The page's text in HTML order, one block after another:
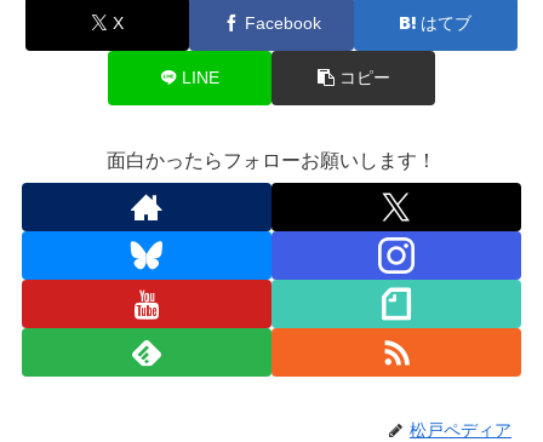
X Facebook はてブ
LINE コピー
面白かったらフォローお願いします！
松戸ペディア